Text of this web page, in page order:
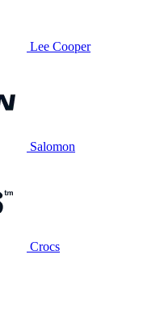
Lee Cooper
Salomon
Crocs